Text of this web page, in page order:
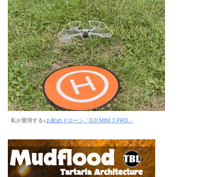
私が愛用する♪お勧めドローン「DJI MINI 3 PRO」